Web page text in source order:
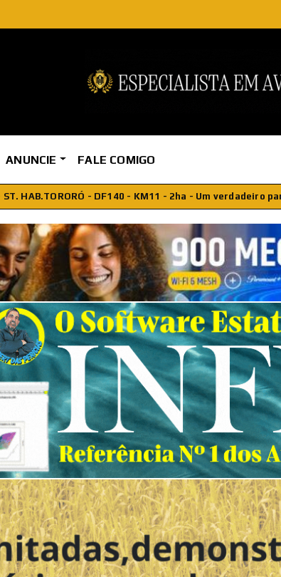
ANUNCIE FALE COMIGO
paraíso! Confira! ANDERSON MIRANDA